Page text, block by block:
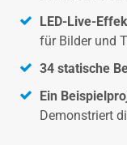
LED-Live-
für Bilder und
34 statische
Ein
Demonstriert